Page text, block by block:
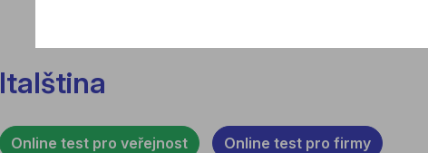
Italština
Online test pro veřejnost Online test pro firmy